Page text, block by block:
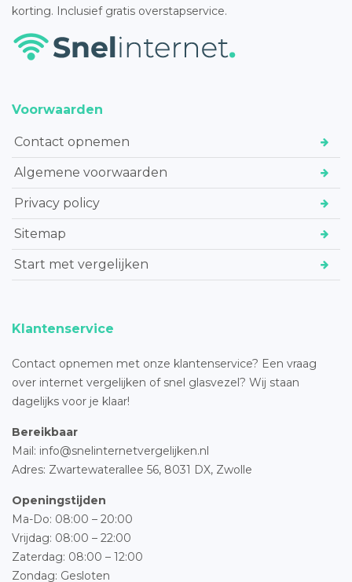
korting. Inclusief gratis overstapservice.
Voorwaarden
Contact opnemen
Algemene voorwaarden
Privacy policy
Sitemap
Start met vergelijken
Klantenservice
Contact opnemen met onze klantenservice? Een vraag
over internet vergelijken of snel glasvezel? Wij staan
dagelijks voor je klaar!
Bereikbaar
Mail: info@snelinternetvergelijken.nl
Adres: Zwartewaterallee 56, 8031 DX, Zwolle
Openingstijden
Ma-Do: 08:00 – 20:00
Vrijdag: 08:00 – 22:00
Zaterdag: 08:00 – 12:00
Zondag: Gesloten